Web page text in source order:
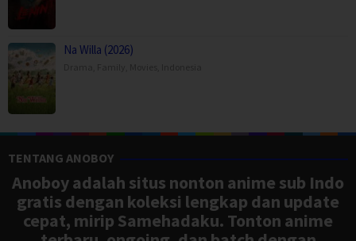
Na Willa (2026)
TENTANG ANOBOY
Anoboy adalah situs nonton anime sub Indo
gratis dengan koleksi lengkap dan update
cepat, mirip Samehadaku. Tonton anime